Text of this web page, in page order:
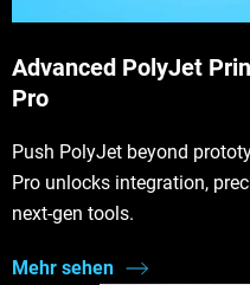
Advanced PolyJet
Pro
Push PolyJet beyond
Pro unlocks integration,
next-gen tools.
Mehr sehen